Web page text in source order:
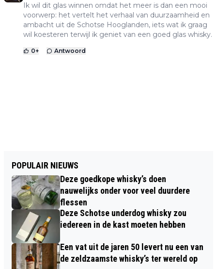
Ik wil dit glas winnen omdat het meer is dan een mooi
voorwerp: het vertelt het verhaal van duurzaamheid en
ambacht uit de Schotse Hooglanden, iets wat ik graag
wil koesteren terwijl ik geniet van een goed glas whisky.
0+ Antwoord
POPULAIR NIEUWS
Deze goedkope whisky’s doen
nauwelijks onder voor veel duurdere
flessen
Deze Schotse underdog whisky zou
iedereen in de kast moeten hebben
Een vat uit de jaren 50 levert nu een van
de zeldzaamste whisky’s ter wereld op